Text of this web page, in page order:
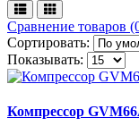
Сравнение товаров
Сортировать:
Показывать:
Компрессор